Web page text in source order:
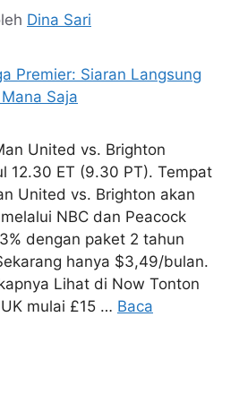
Dina Sari
United vs. Brighton
12.30 ET (9.30 PT). Tempat
United vs. Brighton akan
NBC dan Peacock
dengan paket 2 tahun
hanya $3,49/bulan.
Lihat di Now Tonton
mulai £15 … Baca